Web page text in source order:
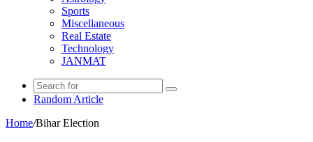
Sports
Miscellaneous
Real Estate
Technology
JANMAT
Random Article
Home/Bihar Election